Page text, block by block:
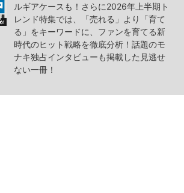
ルギアケースも！さらに2026年上半期ト
レンド特集では、「売れる」より「育て
る」をキーワードに、ファンを育てる新
時代のヒット戦略を徹底分析！話題のモ
ナキ独占インタビューも掲載した見逃せ
ない一冊！